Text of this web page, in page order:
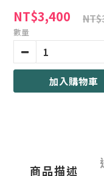
NT$3,400
數量
加入購物車
商品描述